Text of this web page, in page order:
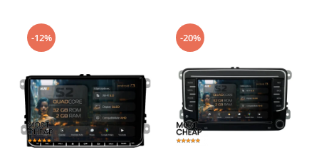
-12% -20%